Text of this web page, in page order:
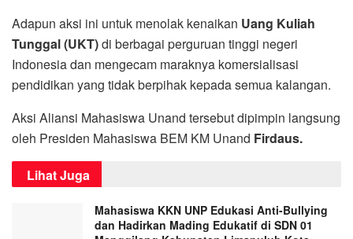
Adapun aksi ini untuk menolak kenaikan Uang Kuliah
Tunggal (UKT)di berbagai perguruan tinggi negeri
Indonesia dan mengecam maraknya komersialisasi
pendidikan yang tidak berpihak kepada semua kalangan.
Aksi Aliansi Mahasiswa Unand tersebut dipimpin langsung
oleh Presiden Mahasiswa BEM KM Unand Firdaus.
Lihat Juga
Mahasiswa KKN UNP Edukasi Anti-Bullying
dan Hadirkan Mading Edukatif di SDN 01